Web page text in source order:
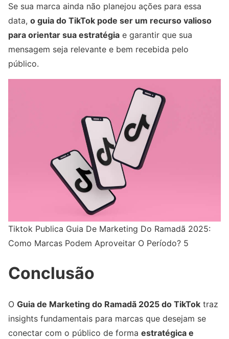
Se sua marca ainda não planejou ações para essa
data, o guia do TikTok pode ser um recurso valioso
para orientar sua estratégia e garantir que sua
mensagem seja relevante e bem recebida pelo
público.
Tiktok Publica Guia De Marketing Do Ramadã 2025:
Como Marcas Podem Aproveitar O Período? 5
Conclusão
O Guia de Marketing do Ramadã 2025 do TikTok traz
insights fundamentais para marcas que desejam se
conectar com o público de forma estratégica e